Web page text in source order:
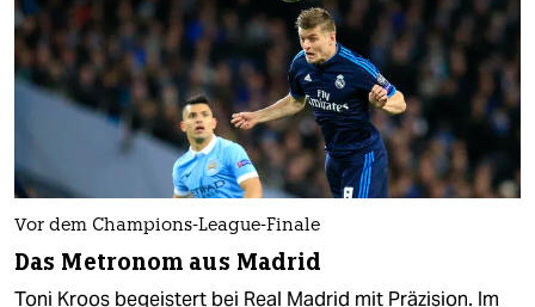
Vor dem Champions-League-Finale
Das Metronom aus Madrid
Toni Kroos begeistert bei Real Madrid mit Präzision. Im